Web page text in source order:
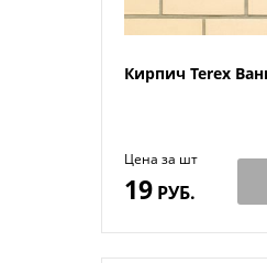
Кирпич Terex
Цена за шт
19РУБ.